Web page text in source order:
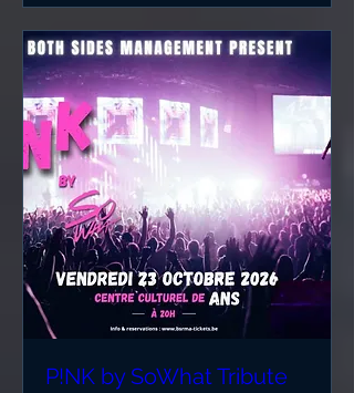
P!NK by SoWhat Tribute